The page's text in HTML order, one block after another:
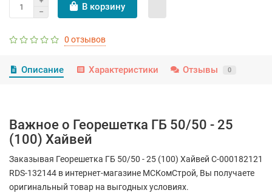
В корзину
0 отзывов
Описание Характеристики Отзывы 0
Важное о Георешетка ГБ 50/50 - 25
(100) Хайвей
Заказывая Георешетка ГБ 50/50 - 25 (100) Хайвей С-000182121
RDS-132144 в интернет-магазине МСКомСтрой, Вы получаете
оригинальный товар на выгодных условиях.